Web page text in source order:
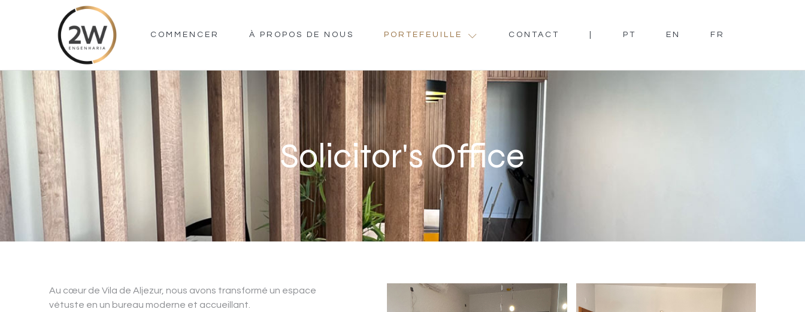
COMMENCER À PROPOS DE NOUS PORTEFEUILLE CONTACT PT EN FR
Solicitor's Office
Au cœur de Vila de Aljezur, nous avons transformé un espace
vétuste en un bureau moderne et accueillant.